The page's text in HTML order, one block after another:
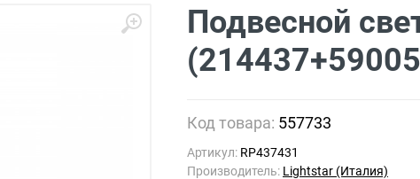
Подвесной
Код товара: 557733
Артикул: RP437431
Производитель: Lightstar (Италия)